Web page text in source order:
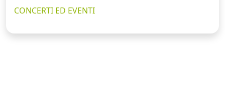
CONCERTI ED EVENTI